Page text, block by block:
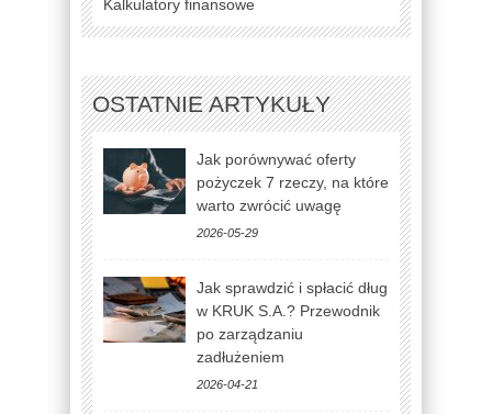
Kalkulatory finansowe
OSTATNIE ARTYKUŁY
Jak porównywać oferty
pożyczek 7 rzeczy, na które
warto zwrócić uwagę
2026-05-29
Jak sprawdzić i spłacić dług
w KRUK S.A.? Przewodnik
po zarządzaniu
zadłużeniem
2026-04-21